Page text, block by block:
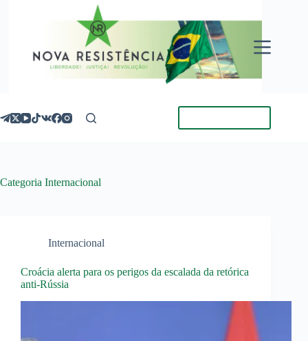
Categoria Internacional
Internacional
Croácia alerta para os perigos da escalada da retórica
anti-Rússia